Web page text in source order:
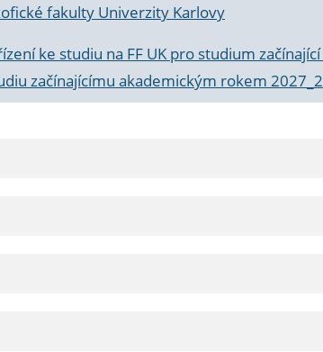
fakulty Univerzity Karlovy
ke studiu na FF UK pro studium
začínajícímu akademickým rokem